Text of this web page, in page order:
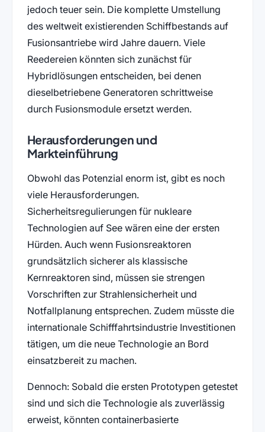
jedoch teuer sein. Die komplette Umstellung
des weltweit existierenden Schiffbestands auf
Fusionsantriebe wird Jahre dauern. Viele
Reedereien könnten sich zunächst für
Hybridlösungen entscheiden, bei denen
dieselbetriebene Generatoren schrittweise
durch Fusionsmodule ersetzt werden.
Herausforderungen und
Markteinführung
Obwohl das Potenzial enorm ist, gibt es noch
viele Herausforderungen.
Sicherheitsregulierungen für nukleare
Technologien auf See wären eine der ersten
Hürden. Auch wenn Fusionsreaktoren
grundsätzlich sicherer als klassische
Kernreaktoren sind, müssen sie strengen
Vorschriften zur Strahlensicherheit und
Notfallplanung entsprechen. Zudem müsste die
internationale Schifffahrtsindustrie Investitionen
tätigen, um die neue Technologie an Bord
einsatzbereit zu machen.
Dennoch: Sobald die ersten Prototypen getestet
sind und sich die Technologie als zuverlässig
erweist, könnten containerbasierte